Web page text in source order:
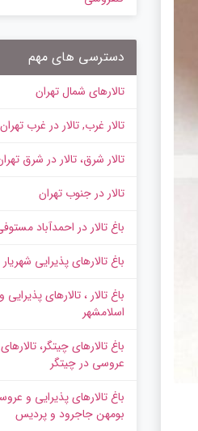
دسترسی های مهم
تالارهای شمال تهران
تالار غرب, تالار در غرب
تالار شرق، تالار در شرق
تالار در جنوب تهران
باغ تالار در احمدآباد
باغ تالارهای پذیرایی شهریار
باغ تالار ، تالارهای
اسلامشهر
باغ تالارهای چیتگر،
عروسی در چیتگر
باغ تالارهای پذیرایی و
بومهن جاجرود و پردیس